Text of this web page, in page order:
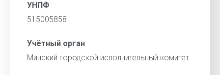
УНПФ
515005858
Учётный орган
Минский городской исполнительный комитет